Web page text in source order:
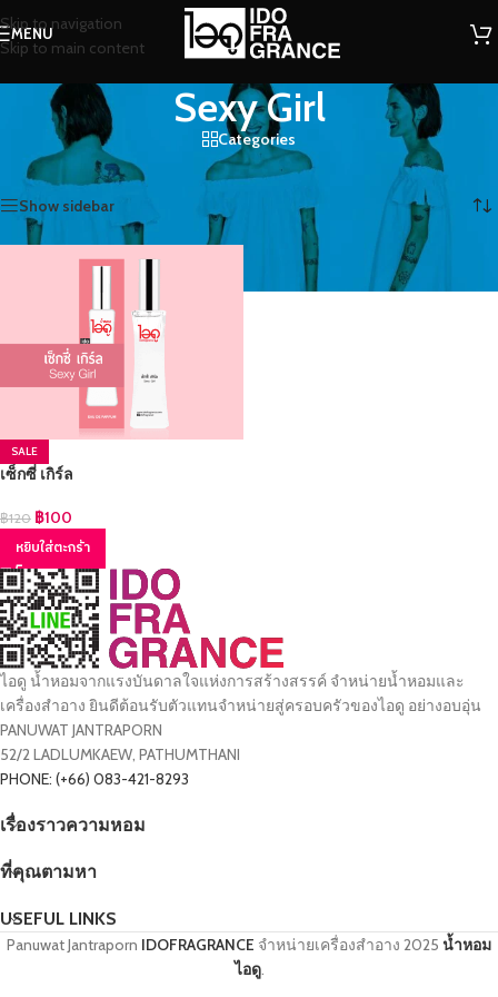
Skip to navigation
Skip to main content
MENU
Sexy Girl
Categories
หน้าหลัก/สินค้าที่มีป้ายกำกับ “Sexy Girl” แสดง 1 รายการ
Show sidebar
SALE
เซ็กซี่ เกิร์ล
฿120 ฿100
หยิบใส่ตะกร้า
ไอดู น้ำหอมจากแรงบันดาลใจแห่งการสร้างสรรค์ จำหน่ายน้ำหอมและ
เครื่องสำอาง ยินดีต้อนรับตัวแทนจำหน่ายสู่ครอบครัวของไอดู อย่างอบอุ่น
PANUWAT JANTRAPORN
52/2 LADLUMKAEW, PATHUMTHANI
PHONE: (+66) 083-421-8293
เรื่องราวความหอม
ที่คุณตามหา
USEFUL LINKS
Panuwat Jantraporn IDOFRAGRANCE จำหน่ายเครื่องสำอาง 2025 น้ำหอม
ไอดู.